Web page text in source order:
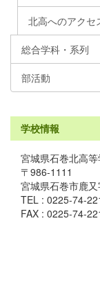
北高へのアクセ
総合学科・系列
部活動
学校情報
宮城県石巻北高等
〒986-1111
宮城県石巻市鹿
TEL : 0225-74-
FAX : 0225-74-